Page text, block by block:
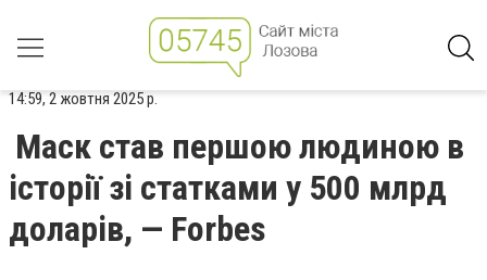
14:59, 2 жовтня 2025 р.
Маск став першою людиною в
історії зі статками у 500 млрд
доларів, — Forbes